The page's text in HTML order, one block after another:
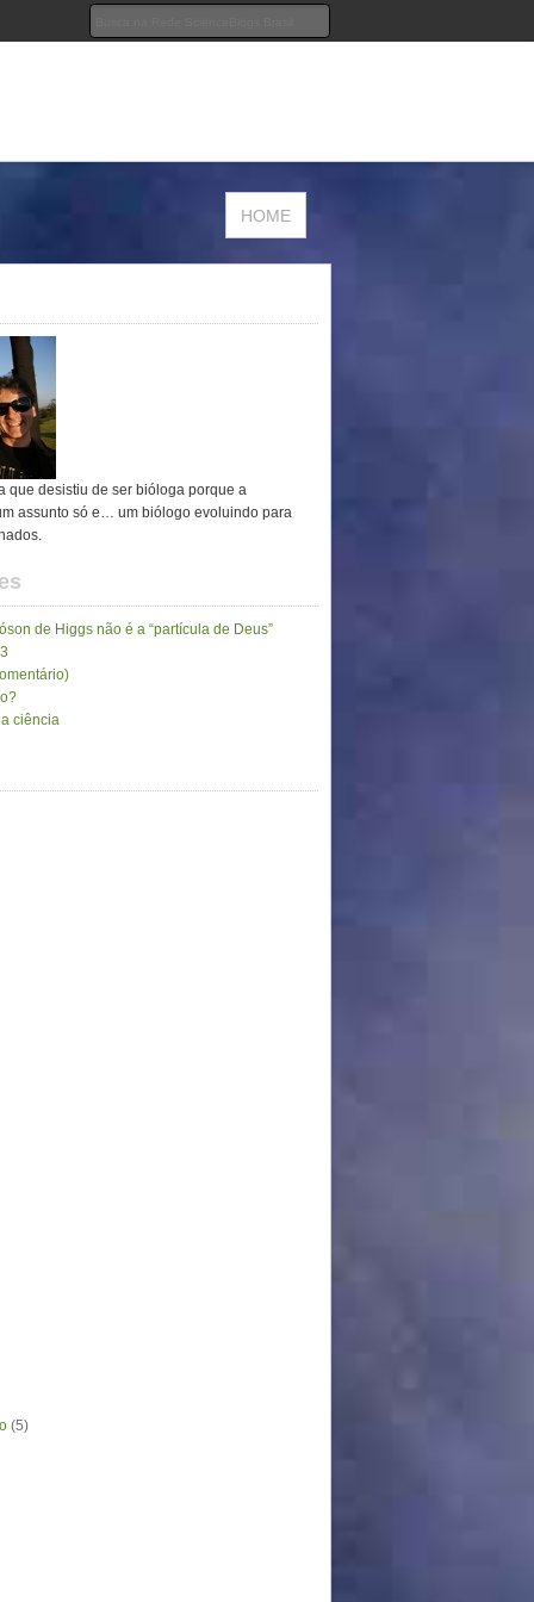
HOME
que desistiu de ser bióloga porque a
assunto só e… um biólogo evoluindo para
de Higgs não é a “partícula de Deus”
ciência
(5)